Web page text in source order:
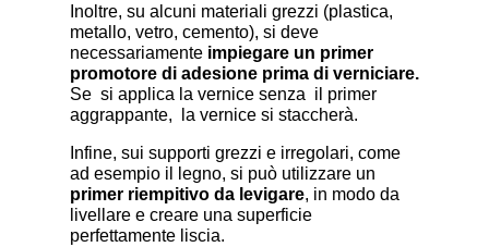
Inoltre, su alcuni materiali grezzi (plastica,
metallo, vetro, cemento), si deve
necessariamente impiegare un primer
promotore di adesione prima di verniciare.
Se si applica la vernice senza il primer
aggrappante, la vernice si staccherà.
Infine, sui supporti grezzi e irregolari, come
ad esempio il legno, si può utilizzare un
primer riempitivo da levigare, in modo da
livellare e creare una superficie
perfettamente liscia.